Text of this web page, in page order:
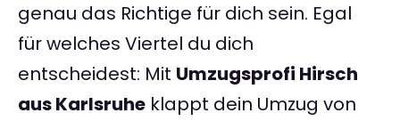
genau das Richtige für dich sein. Egal
für welches Viertel du dich
entscheidest: Mit Umzugsprofi Hirsch
aus Karlsruhe klappt dein Umzug von